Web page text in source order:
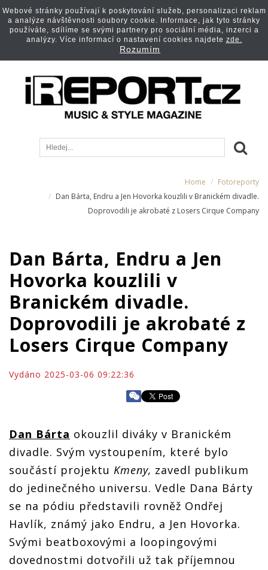
Home
Fotoreporty
Dan Bárta, Endru a Jen Hovorka kouzlili v Branickém divadle.
Doprovodili je akrobaté z Losers Cirque Company
Dan Bárta, Endru a Jen
Hovorka kouzlili v
Branickém divadle.
Doprovodili je akrobaté z
Losers Cirque Company
Vydáno 2025-03-06 09:22:36
Dan Bárta okouzlil diváky v Branickém
divadle. Svým vystoupením, které bylo
součástí projektu Kmeny, zavedl publikum
do jedinečného universu. Vedle Dana Bárty
se na pódiu představili rovněž Ondřej
Havlík, známý jako Endru, a Jen Hovorka.
Svými beatboxovými a loopingovými
dovednostmi dotvořili už tak příjemnou
Webové stránky používají k poskytování služeb, personalizaci reklam
a analýze návštěvnosti soubory cookie. Informace, jak tyto stránky
používáte, sdílíme se svými partnery pro sociální média, inzerci a
analýzy. Více informací o nastavení cookies najdete zde.
Rozumím